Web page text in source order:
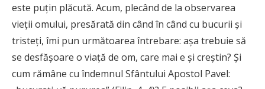
este puţin plăcută. Acum, plecând de la observarea
vieţii omului, presărată din când în când cu bucurii şi
tristeţi, îmi pun următoarea întrebare: aşa trebuie să
se desfăşoare o viaţă de om, care mai e şi creştin? Şi
cum rămâne cu îndemnul Sfântului Apostol Pavel: